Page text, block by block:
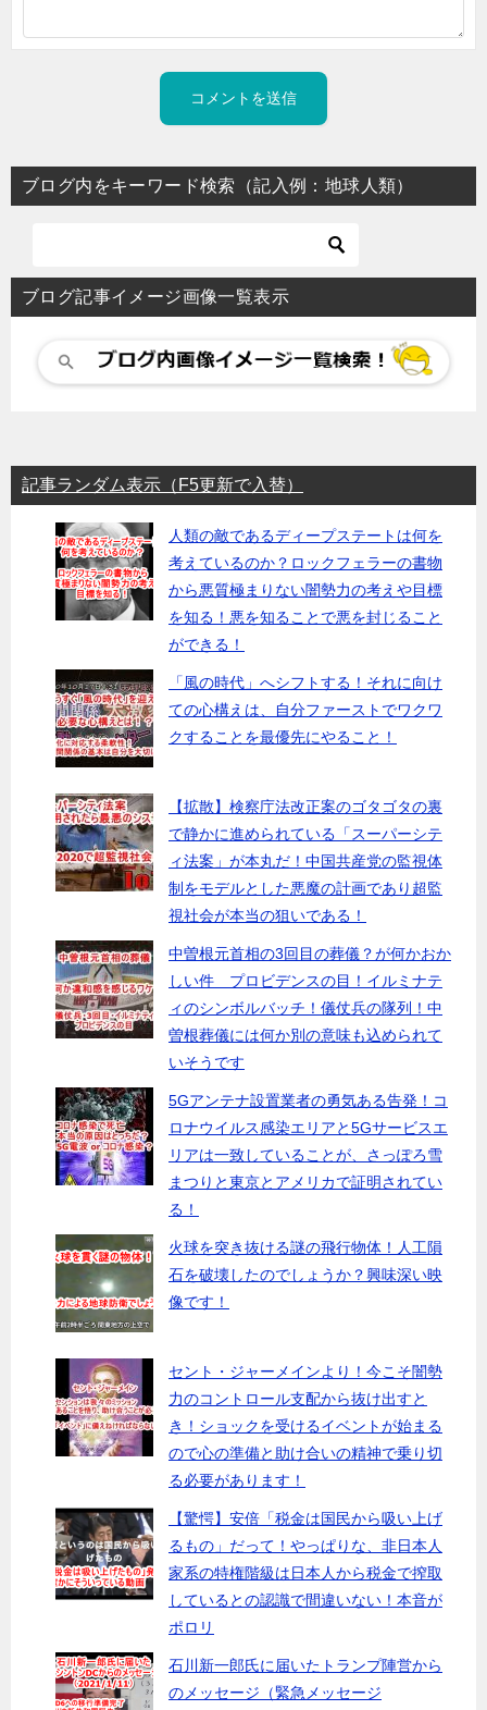
ブログ内をキーワード検索（記入例：地球人類）
ブログ記事イメージ画像一覧表示
記事ランダム表示（F5更新で入替）
人類の敵であるディープステートは何を
考えているのか？ロックフェラーの書物
から悪質極まりない闇勢力の考えや目標
を知る！悪を知ることで悪を封じること
ができる！
「風の時代」へシフトする！それに向け
ての心構えは、自分ファーストでワクワ
クすることを最優先にやること！
【拡散】検察庁法改正案のゴタゴタの裏
で静かに進められている「スーパーシテ
ィ法案」が本丸だ！中国共産党の監視体
制をモデルとした悪魔の計画であり超監
視社会が本当の狙いである！
中曽根元首相の3回目の葬儀？が何かおか
しい件 プロビデンスの目！イルミナテ
ィのシンボルバッチ！儀仗兵の隊列！中
曽根葬儀には何か別の意味も込められて
いそうです
5Gアンテナ設置業者の勇気ある告発！コ
ロナウイルス感染エリアと5Gサービスエ
リアは一致していることが、さっぽろ雪
まつりと東京とアメリカで証明されてい
る！
火球を突き抜ける謎の飛行物体！人工隕
石を破壊したのでしょうか？興味深い映
像です！
セント・ジャーメインより！今こそ闇勢
力のコントロール支配から抜け出すと
き！ショックを受けるイベントが始まる
ので心の準備と助け合いの精神で乗り切
る必要があります！
【驚愕】安倍「税金は国民から吸い上げ
るもの」だって！やっぱりな、非日本人
家系の特権階級は日本人から税金で搾取
しているとの認識で間違いない！本音が
ポロリ
石川新一郎氏に届いたトランプ陣営から
のメッセージ（緊急メッセージ